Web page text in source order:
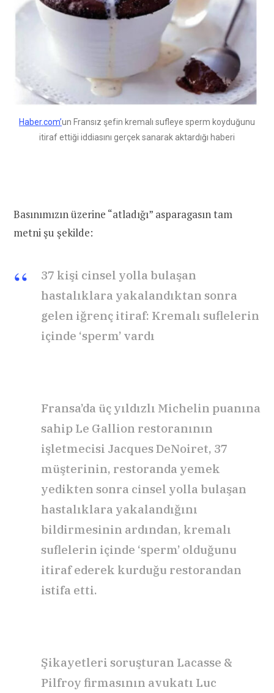
Haber.com’un Fransız şefin kremalı sufleye sperm koyduğunu
itiraf ettiği iddiasını gerçek sanarak aktardığı haberi
Basınımızın üzerine “atladığı” asparagasın tam
metni şu şekilde:
37 kişi cinsel yolla bulaşan
hastalıklara yakalandıktan sonra
gelen iğrenç itiraf: Kremalı suflelerin
içinde ‘sperm’ vardı
Fransa’da üç yıldızlı Michelin puanına
sahip Le Gallion restoranının
işletmecisi Jacques DeNoiret, 37
müşterinin, restoranda yemek
yedikten sonra cinsel yolla bulaşan
hastalıklara yakalandığını
bildirmesinin ardından, kremalı
suflelerin içinde ‘sperm’ olduğunu
itiraf ederek kurduğu restorandan
istifa etti.
Şikayetleri soruşturan Lacasse &
Pilfroy firmasının avukatı Luc